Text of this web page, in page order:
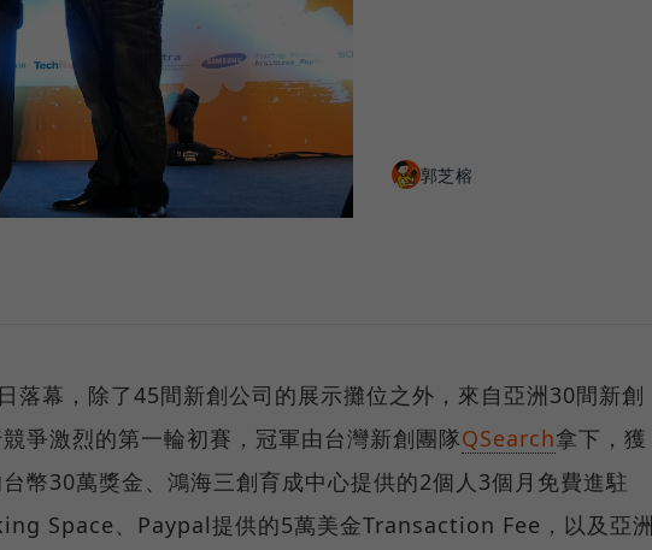
郭芝榕
落幕，除了45間新創公司的展示攤位之外，來自亞洲30間新創
爭激烈的第一輪初賽，冠軍由台灣新創團隊QSearch拿下，獲
幣30萬獎金、鴻海三創育成中心提供的2個人3個月免費進駐
Space、Paypal提供的5萬美金Transaction Fee，以及亞